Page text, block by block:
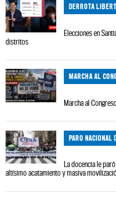
DERROTA
Elecciones en
distritos
MARCHA AL
Marcha al
PARO NACIONAL
La docencia le
altísimo acatamiento y masiva